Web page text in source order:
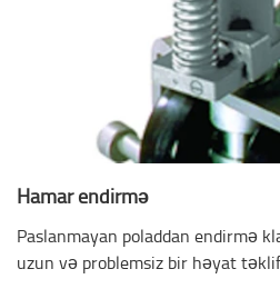
Hamar endirmə
Paslanmayan poladdan endirmə
uzun və problemsiz bir həyat